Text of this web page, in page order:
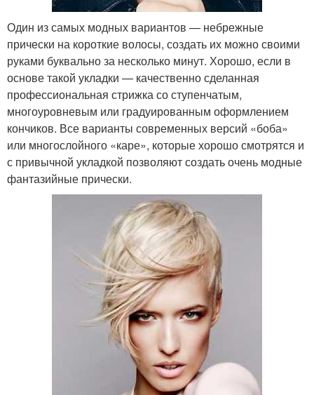
Один из самых модных вариантов — небрежные
прически на короткие волосы, создать их можно своими
руками буквально за несколько минут. Хорошо, если в
основе такой укладки — качественно сделанная
профессиональная стрижка со ступенчатым,
многоуровневым или градуированным оформлением
кончиков. Все варианты современных версий «боба»
или многослойного «каре», которые хорошо смотрятся и
с привычной укладкой позволяют создать очень модные
фантазийные прически.